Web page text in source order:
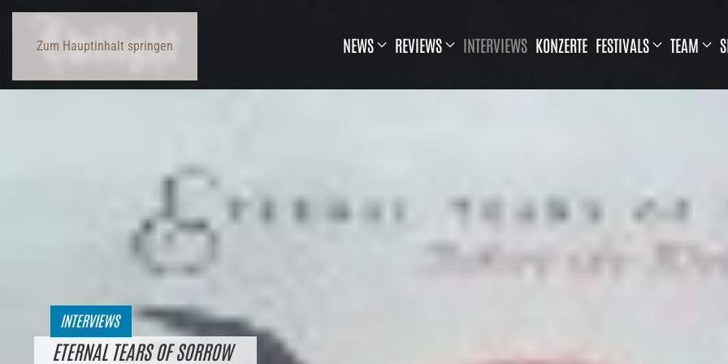
Zum Hauptinhalt springen NEWS REVIEWS INTERVIEWS KONZERTE FESTIVALS TEAM
INTERVIEWS
ETERNAL TEARS OF SORROW